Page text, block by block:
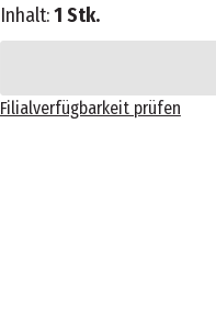
Inhalt:1 Stk.
Filialverfügbarkeit prüfen